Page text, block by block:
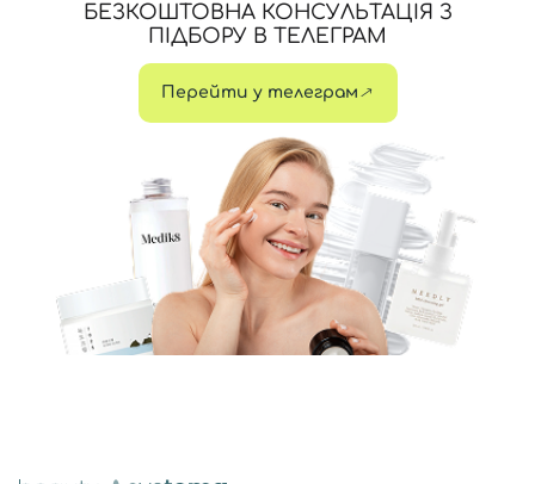
БЕЗКОШТОВНА КОНСУЛЬТАЦІЯ З
ПІДБОРУ В ТЕЛЕГРАМ
Перейти у телеграм